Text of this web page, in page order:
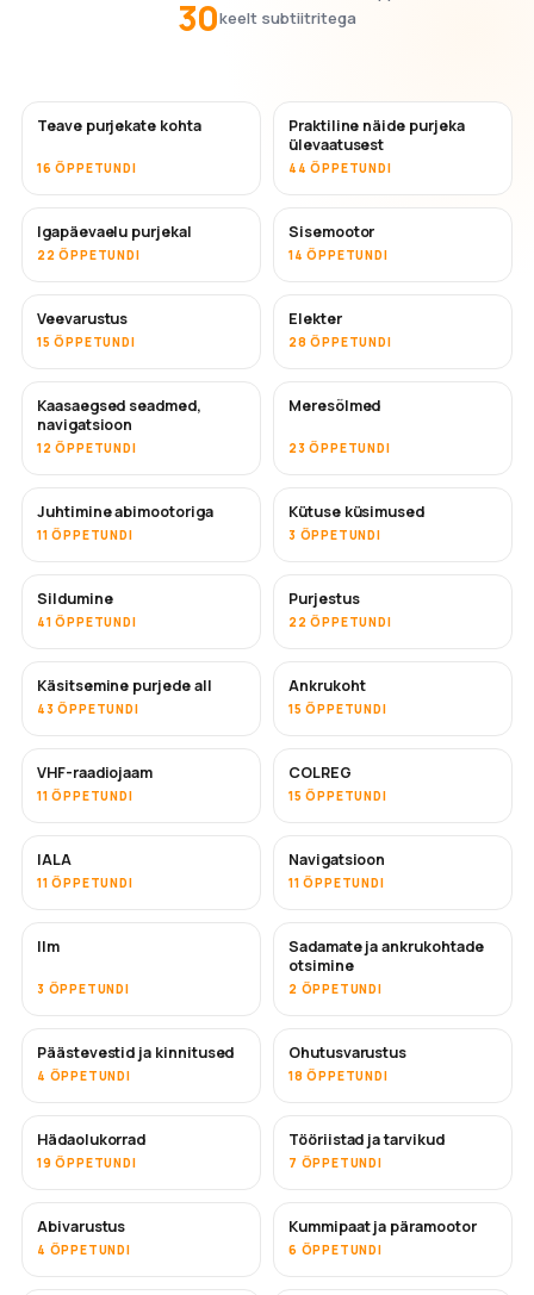
30keelt subtiitritega
Teave purjekate kohta
16 ÕPPETUNDI
Praktiline näide purjeka
ülevaatusest
44 ÕPPETUNDI
Igapäevaelu purjekal
22 ÕPPETUNDI
Sisemootor
14 ÕPPETUNDI
Veevarustus
15 ÕPPETUNDI
Elekter
28 ÕPPETUNDI
Kaasaegsed seadmed,
navigatsioon
12 ÕPPETUNDI
Meresõlmed
23 ÕPPETUNDI
Juhtimine abimootoriga
11 ÕPPETUNDI
Kütuse küsimused
3 ÕPPETUNDI
Sildumine
41 ÕPPETUNDI
Purjestus
22 ÕPPETUNDI
Käsitsemine purjede all
43 ÕPPETUNDI
Ankrukoht
15 ÕPPETUNDI
VHF-raadiojaam
11 ÕPPETUNDI
COLREG
15 ÕPPETUNDI
IALA
11 ÕPPETUNDI
Navigatsioon
11 ÕPPETUNDI
Ilm
3 ÕPPETUNDI
Sadamate ja ankrukohtade
otsimine
2 ÕPPETUNDI
Päästevestid ja kinnitused
4 ÕPPETUNDI
Ohutusvarustus
18 ÕPPETUNDI
Hädaolukorrad
19 ÕPPETUNDI
Tööriistad ja tarvikud
7 ÕPPETUNDI
Abivarustus
4 ÕPPETUNDI
Kummipaat ja päramootor
6 ÕPPETUNDI